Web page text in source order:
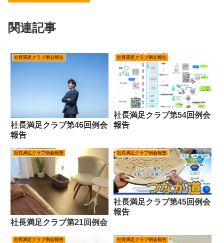
関連記事
社長満足クラブ例会報告
社長満足クラブ第46回例会
報告
社長満足クラブ例会報告
社長満足クラブ第54回例会
報告
社長満足クラブ例会報告
社長満足クラブ第21回例会
社長満足クラブ例会報告
社長満足クラブ第45回例会
報告
社長満足クラブ例会報告 社長満足クラブ例会報告